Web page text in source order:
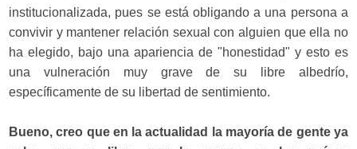
institucionalizada, pues se está obligando a una persona a
convivir y mantener relación sexual con alguien que ella no
ha elegido, bajo una apariencia de "honestidad" y esto es
una vulneración muy grave de su libre albedrío,
específicamente de su libertad de sentimiento.
Bueno, creo que en la actualidad la mayoría de gente ya